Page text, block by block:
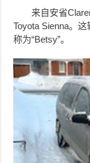
来自安省
Toyota Sienna。
称为“Betsy”。